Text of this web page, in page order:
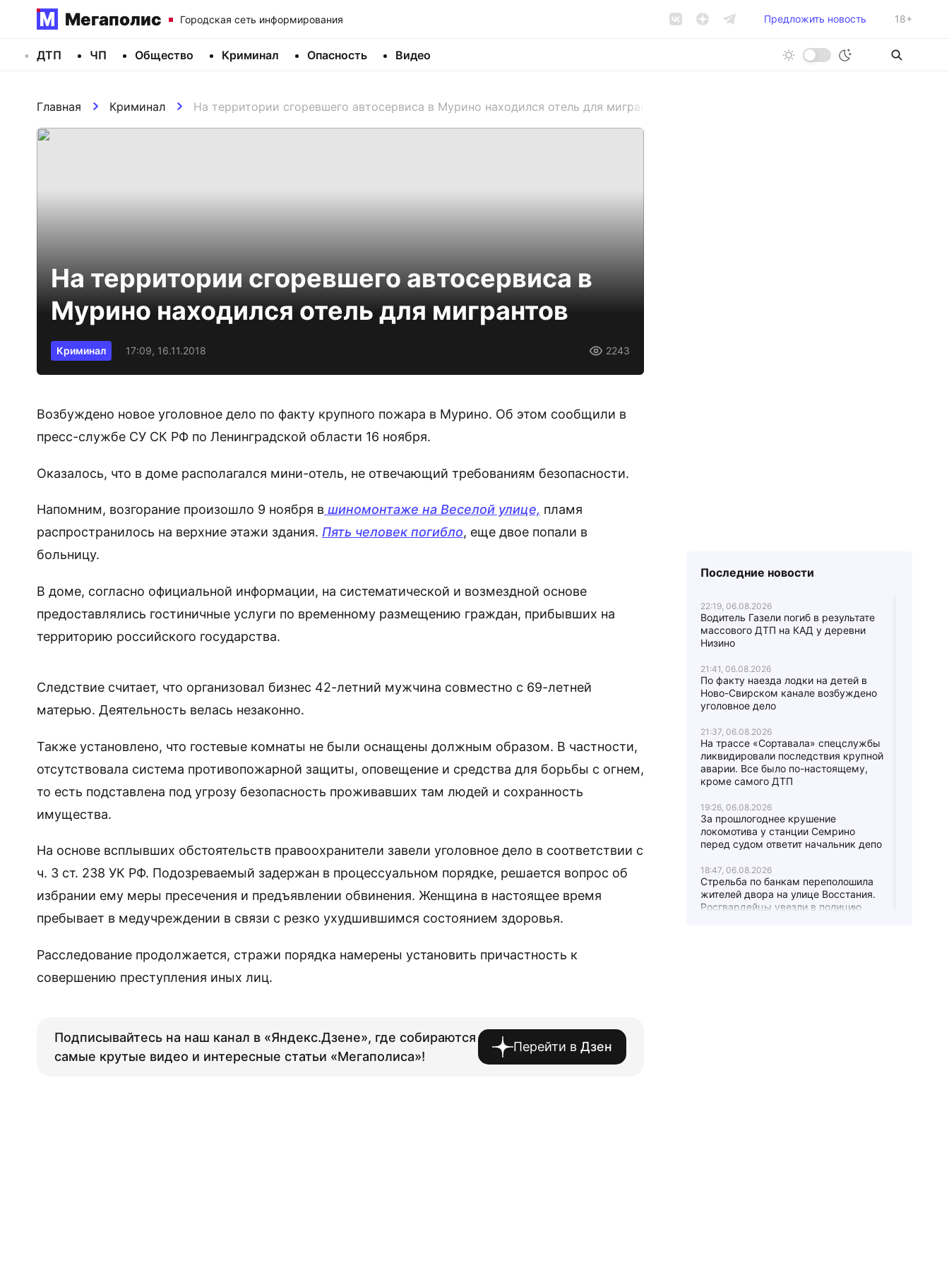
Мегаполис Городская сеть информирования Предложить новость 18+
ДТП ЧП Общество Криминал Опасность Видео
Главная Криминал На территории сгоревшего автосервиса в Мурино находился отель для мигрантов
На территории сгоревшего автосервиса в
Мурино находился отель для мигрантов
Криминал 17:09, 16.11.2018 2243
Возбуждено новое уголовное дело по факту крупного пожара в Мурино. Об этом сообщили в
пресс-службе СУ СК РФ по Ленинградской области 16 ноября.
Оказалось, что в доме располагался мини-отель, не отвечающий требованиям безопасности.
Напомним, возгорание произошло 9 ноября в шиномонтаже на Веселой улице, пламя
распространилось на верхние этажи здания. Пять человек погибло, еще двое попали в
больницу.
В доме, согласно официальной информации, на систематической и возмездной основе
предоставлялись гостиничные услуги по временному размещению граждан, прибывших на
территорию российского государства.
Следствие считает, что организовал бизнес 42-летний мужчина совместно с 69-летней
матерью. Деятельность велась незаконно.
Также установлено, что гостевые комнаты не были оснащены должным образом. В частности,
отсутствовала система противопожарной защиты, оповещение и средства для борьбы с огнем,
то есть подставлена под угрозу безопасность проживавших там людей и сохранность
имущества.
На основе всплывших обстоятельств правоохранители завели уголовное дело в соответствии с
ч. 3 ст. 238 УК РФ. Подозреваемый задержан в процессуальном порядке, решается вопрос об
избрании ему меры пресечения и предъявлении обвинения. Женщина в настоящее время
пребывает в медучреждении в связи с резко ухудшившимся состоянием здоровья.
Расследование продолжается, стражи порядка намерены установить причастность к
совершению преступления иных лиц.
Подписывайтесь на наш канал в «Яндекс.Дзене», где собираются
самые крутые видео и интересные статьи «Мегаполиса»!
Перейти в Дзен
Последние новости
22:19, 06.08.2026
Водитель Газели погиб в результате
массового ДТП на КАД у деревни
Низино
21:41, 06.08.2026
По факту наезда лодки на детей в
Ново-Свирском канале возбуждено
уголовное дело
21:37, 06.08.2026
На трассе «Сортавала» спецслужбы
ликвидировали последствия крупной
аварии. Все было по-настоящему,
кроме самого ДТП
19:26, 06.08.2026
За прошлогоднее крушение
локомотива у станции Семрино
перед судом ответит начальник депо
18:47, 06.08.2026
Стрельба по банкам переполошила
жителей двора на улице Восстания.
Росгвардейцы увезли в полицию